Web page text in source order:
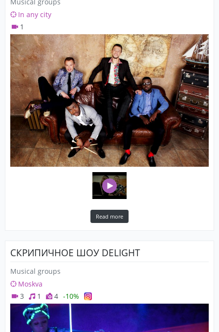
In any city
1
Read more
СКРИПИЧНОЕ ШОУ DELIGHT
Musical groups
Moskva
3
1 4 -10%